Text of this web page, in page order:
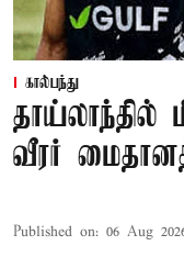
கால்பந்து
தாய்லாந்தில்
வீரர்
Published on: 06 Aug